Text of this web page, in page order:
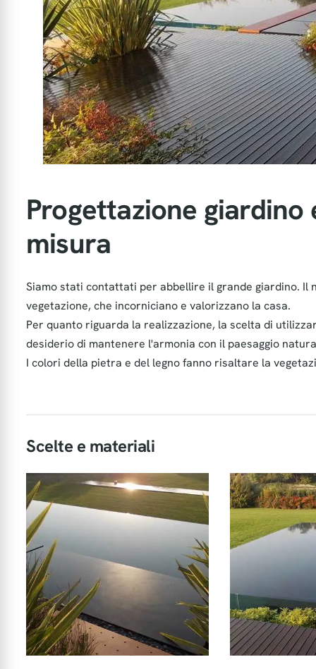
Progettazione giardino
misura
Siamo stati contattati per abbellire il grande giardino.
vegetazione, che incorniciano e valorizzano la casa.
Per quanto riguarda la realizzazione, la scelta di
desiderio di mantenere l'armonia con il paesaggio
I colori della pietra e del legno fanno risaltare la
Scelte e materiali